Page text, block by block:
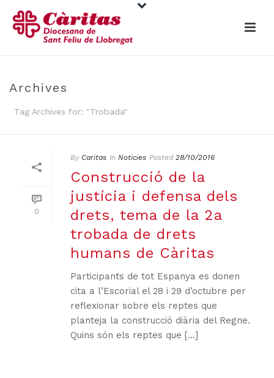
Archives
Tag Archives for: "Trobada"
0
By Caritas In Noticies Posted 28/10/2016
Construcció de la
justícia i defensa dels
drets, tema de la 2a
trobada de drets
humans de Càritas
Participants de tot Espanya es donen
cita a l’Escorial el 28 i 29 d’octubre per
reflexionar sobre els reptes que
planteja la construcció diària del Regne.
Quins són els reptes que [...]